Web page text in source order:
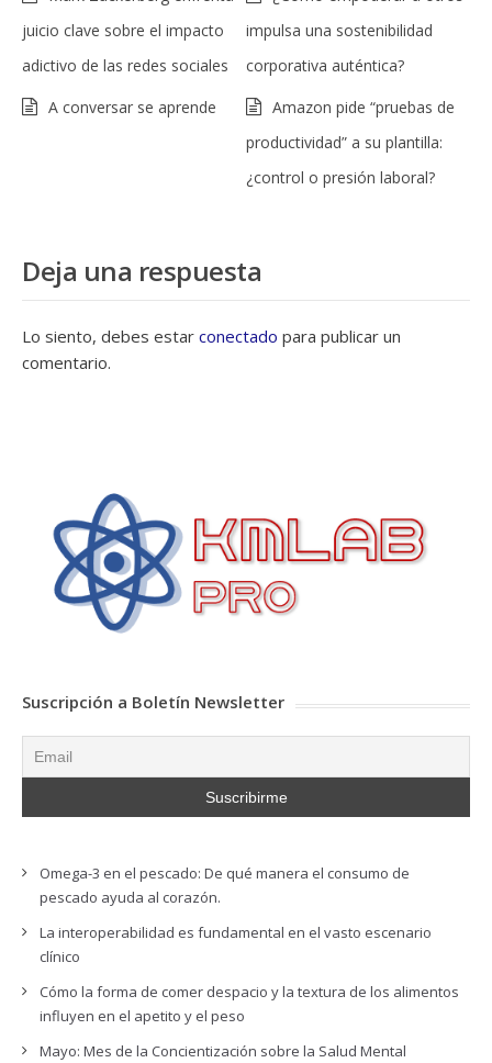
juicio clave sobre el impacto
adictivo de las redes sociales
impulsa una sostenibilidad
corporativa auténtica?
A conversar se aprende
Amazon pide “pruebas de
productividad” a su plantilla:
¿control o presión laboral?
Deja una respuesta
Lo siento, debes estar conectado para publicar un
comentario.
Suscripción a Boletín Newsletter
Omega-3 en el pescado: De qué manera el consumo de
pescado ayuda al corazón.
La interoperabilidad es fundamental en el vasto escenario
clínico
Cómo la forma de comer despacio y la textura de los alimentos
influyen en el apetito y el peso
Mayo: Mes de la Concientización sobre la Salud Mental